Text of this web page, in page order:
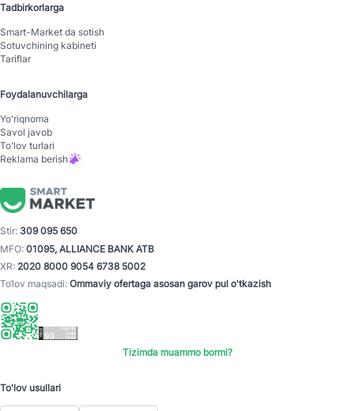
Tadbirkorlarga
Smart-Mаrket da sotish
Sotuvchining kabineti
Tariflar
Foydalanuvchilarga
Yo'riqnoma
Savol javob
To'lov turlari
Reklama berish
Stir: 309 095 650
MFO: 01095, ALLIANCE BANK ATB
XR: 2020 8000 9054 6738 5002
To‘lov maqsadi: Ommaviy ofertaga asosan garov pul o'tkazish
Tizimda muammo bormi?
To'lov usullari